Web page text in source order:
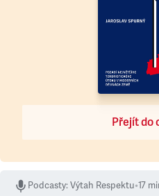
Přejít do
Podcasty:Výtah Respektu•17